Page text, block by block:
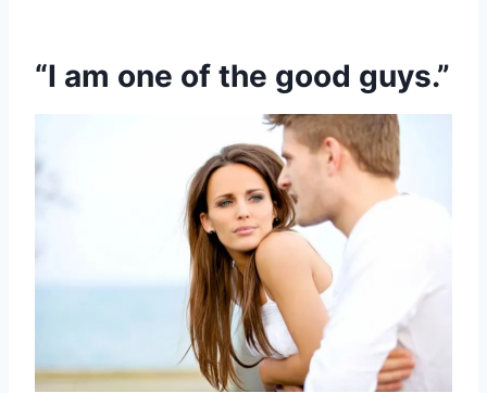
“I am one of the good guys.”